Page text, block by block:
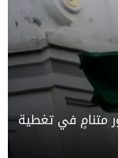
متنامٍ في تغطية